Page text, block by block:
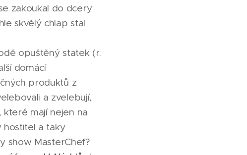
zakoukal do dcery
skvělý chlap stal
opuštěný statek (r.
domácí
produktů z
a zvelebují,
mají nejen na
hostitel a taky
show MasterChef?